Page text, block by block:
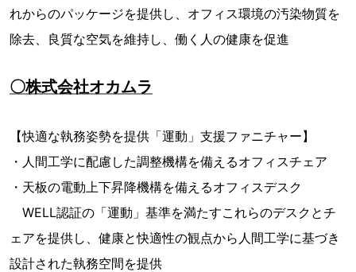
れからのパッケージを提供し、オフィス環境の汚染物質を
除去、良質な空気を維持し、働く人の健康を促進
〇株式会社オカムラ
【快適な執務姿勢を提供「運動」支援ファニチャー】
・人間工学に配慮した調整機構を備えるオフィスチェア
・天板の電動上下昇降機構を備えるオフィスデスク
WELL認証の「運動」基準を満たすこれらのデスクとチ
ェアを提供し、健康と快適性の観点から人間工学に基づき
設計された執務空間を提供